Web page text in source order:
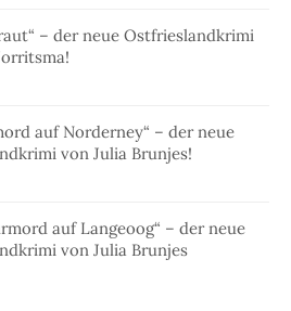
– der neue Ostfrieslandkrimi
auf Norderney“ – der neue
von Julia Brunjes!
auf Langeoog“ – der neue
von Julia Brunjes